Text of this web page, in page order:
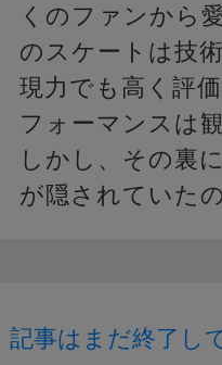
くのファンから
のスケートは技
現力でも高く評
フォーマンスは
しかし、その裏
が隠されていた
記事はまだ終了し